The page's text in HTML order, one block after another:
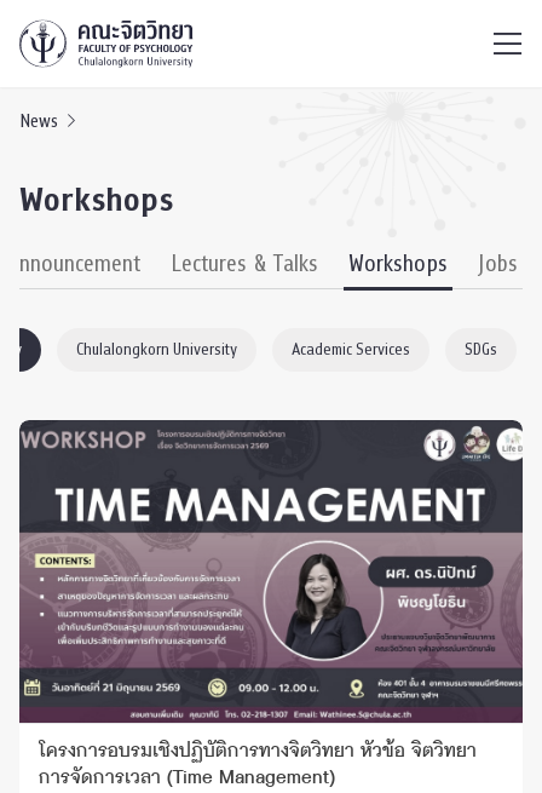
News
Workshops
Lectures & Talks Workshops Jobs
Chulalongkorn University Academic Services SDGs
โครงการอบรมเชิงปฏิบัติการทางจิตวิทยา หัวข้อ จิตวิทยา
การจัดการเวลา (Time Management)